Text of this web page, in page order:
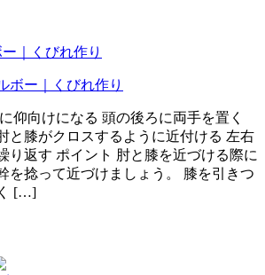
ボー｜くびれ作り
仰向けになる 頭の後ろに両手を置く
と膝がクロスするように近付ける 左右
り返す ポイント 肘と膝を近づける際に
を捻って近づけましょう。 膝を引きつ
[…]